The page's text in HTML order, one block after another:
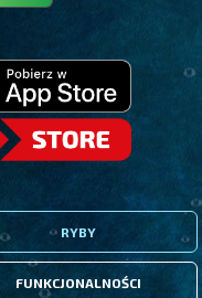
RYBY
FUNKCJONALNOŚCI